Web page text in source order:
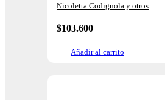
Nicoletta Codignola y otros
$103.600
Añadir al carrito